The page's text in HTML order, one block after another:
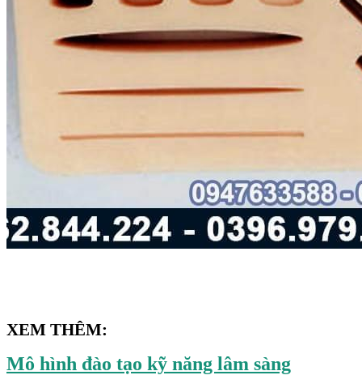
XEM THÊM:
Mô hình đào tạo kỹ năng lâm sàng